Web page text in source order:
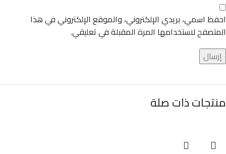
احفظ اسمي، بريدي الإلكتروني، والموقع الإلكتروني في هذا
المتصفح لاستخدامها المرة المقبلة في تعليقي.
منتجات ذات صلة